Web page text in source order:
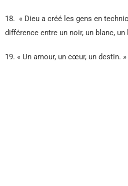
18. « Dieu a créé les gens en
différence entre un noir, un blanc,
19. « Un amour, un cœur, un destin. »